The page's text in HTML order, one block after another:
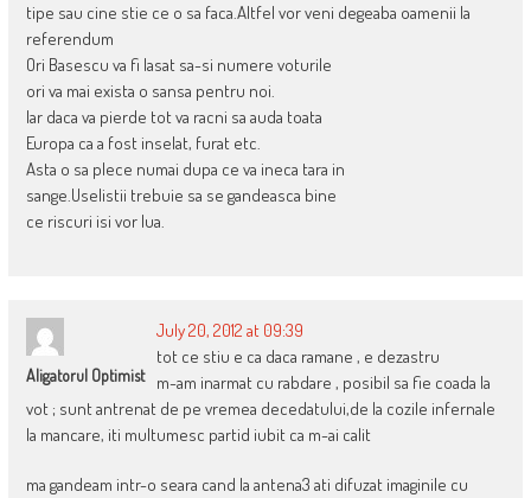
tipe sau cine stie ce o sa faca.Altfel vor veni degeaba oamenii la
referendum
Ori Basescu va fi lasat sa-si numere voturile
ori va mai exista o sansa pentru noi.
Iar daca va pierde tot va racni sa auda toata
Europa ca a fost inselat, furat etc.
Asta o sa plece numai dupa ce va ineca tara in
sange.Uselistii trebuie sa se gandeasca bine
ce riscuri isi vor lua.
Aligatorul Optimist
July 20, 2012 at 09:39
tot ce stiu e ca daca ramane , e dezastru
m-am inarmat cu rabdare , posibil sa fie coada la
vot ; sunt antrenat de pe vremea decedatului,de la cozile infernale
la mancare, iti multumesc partid iubit ca m-ai calit
ma gandeam intr-o seara cand la antena3 ati difuzat imaginile cu